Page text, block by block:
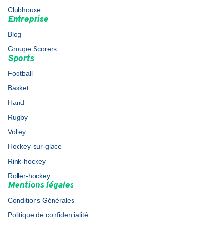
Clubhouse
Entreprise
Blog
Groupe Scorers
Sports
Football
Basket
Hand
Rugby
Volley
Hockey-sur-glace
Rink-hockey
Roller-hockey
Mentions légales
Conditions Générales
Politique de confidentialité